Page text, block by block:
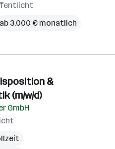
ab 3.000 € monatlich
&
(m/w/d)
GmbH